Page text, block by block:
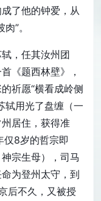
了他的钟爱，从
”。
，任其汝州团
《题西林壁》，
祈愿“横看成岭侧
轼用光了盘缠（一
居住，获得准
仅8岁的哲宗即
宗生母），司马
为登州太守，到
后不久，又被授